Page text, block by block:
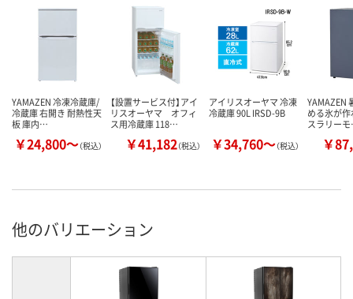
YAMAZEN 冷凍冷蔵庫/
冷蔵庫 右開き 耐熱性天
板 庫内…
￥24,800～（税込）
【設置サービス付】アイ
リスオーヤマ オフィ
ス用冷蔵庫 118…
￥41,182（税込）
アイリスオーヤマ 冷凍
冷蔵庫 90L IRSD-9B
￥34,760～（税込）
YAMAZEN
める氷が
スラリー
￥
他のバリエーション